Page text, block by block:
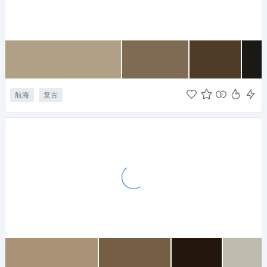
航海 复古